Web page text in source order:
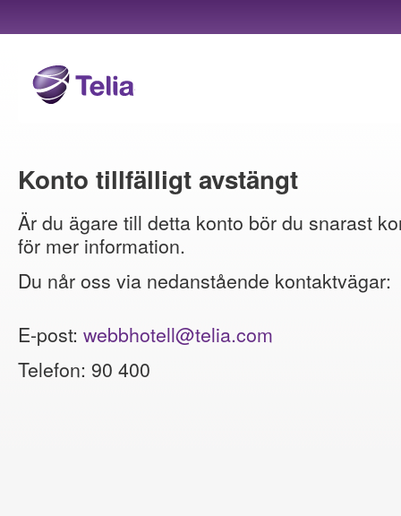
Konto tillfälligt avstängt
Är du ägare till detta konto bör du snarast
för mer information.
Du når oss via nedanstående kontaktvägar:
E-post: webbhotell@telia.com
Telefon: 90 400